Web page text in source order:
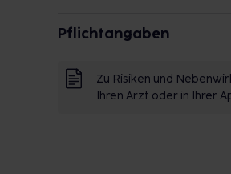
Pflichtangaben
Zu Risiken und
Ihren Arzt oder in Ihrer